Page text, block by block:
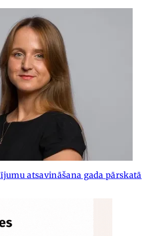
atsavināšana gada pārskatā